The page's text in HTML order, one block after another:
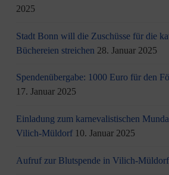
2025
Stadt Bonn will die Zuschüsse für die
Büchereien streichen 28. Januar 2025
Spendenübergabe: 1000 Euro für den
17. Januar 2025
Einladung zum karnevalistischen
Vilich-Müldorf 10. Januar 2025
Aufruf zur Blutspende in Vilich-Müldorf